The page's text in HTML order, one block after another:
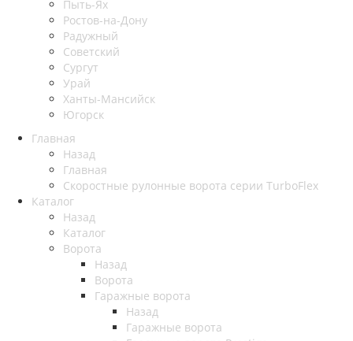
Пыть-Ях
Рoстов-на-Дону
Радужный
Советский
Сургут
Урай
Ханты-Мансийск
Югорск
Главная
Назад
Главная
Скоростные рулонные ворота серии TurboFlex
Каталог
Назад
Каталог
Ворота
Назад
Ворота
Гаражные ворота
Назад
Гаражные ворота